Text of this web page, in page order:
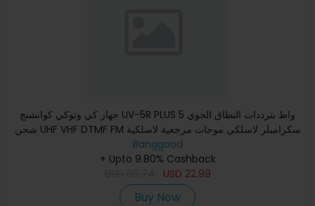
جهاز كي وتوكي كوانشنج UV-5R PLUS 5 واط بترددات النطاق الجوي
شحن UHF VHF DTMF FM سكرامبلر لاسلكي موجات مرجعية لاسلكية
طري
Banggood
+ Upto 9.80% Cashback
USD 22.99
Buy Now